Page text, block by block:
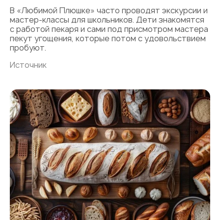
В «Любимой Плюшке» часто проводят экскурсии и
мастер-классы для школьников. Дети знакомятся
с работой пекаря и сами под присмотром мастера
пекут угощения, которые потом с удовольствием
пробуют.
Источник
Хлебная
карта